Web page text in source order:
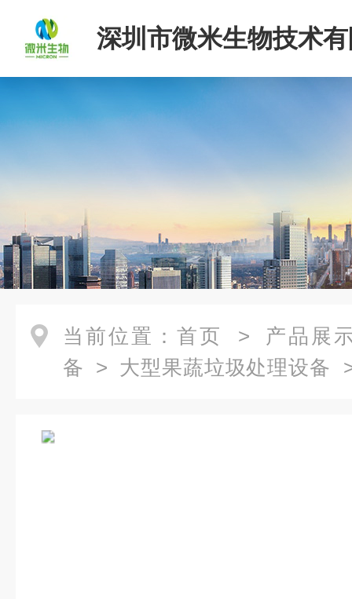
深圳市微米生物技术
当前位置： 首页 > 产品展
备 > 大型果蔬垃圾处理设备